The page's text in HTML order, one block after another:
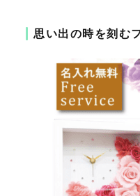
思い出の時を刻む